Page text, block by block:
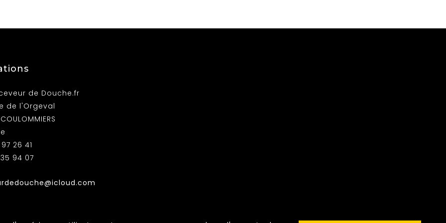
de Douche.fr
de l'Orgeval
26 41
94 07